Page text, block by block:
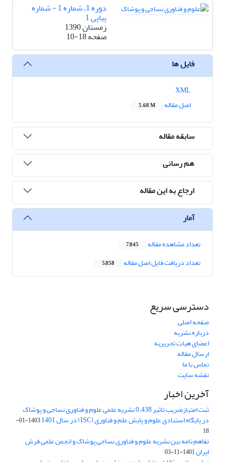
دوره 1، شماره 1 - شماره
پیاپی 1
زمستان 1390
صفحه10-18
فایل ها
اصل مقاله
5.68 M
سابقه مقاله
هم رسانی
ارجاع به این مقاله
آمار
تعداد مشاهده مقاله 7,845
تعداد دریافت فایل اصل مقاله 5,858
دسترسی سریع
صفحه اصلی
درباره نشریه
اعضای هیات تحریریه
ارسال مقاله
تماس با ما
نقشه سایت
آخرین اخبار
ثبت امتیازضریب تاثیر 0.438 نشریه علمی علوم و فناوری نساجی و پوشاک
در پایگاه استنادی علوم و پایش علم و فناوری (ISC) در سال 1401
1403-01-
18
تفاهم نامه بین نشریه علوم و فناوری نساجی پوشاک و انجمن علمی فرش
ایران1401-11-03